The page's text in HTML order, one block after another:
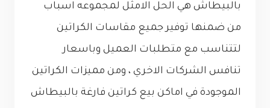
بالبيطاش هي الحل الامثل لمجموعه اسباب
من ضمنها توفير جميع مقاسات الكراتين
لتتناسب مع متطلبات العميل وباسعار
تنافس الشركات الاخري ، ومن مميزات الكراتين
الموجودة في اماكن بيع كراتين فارغة بالبيطاش